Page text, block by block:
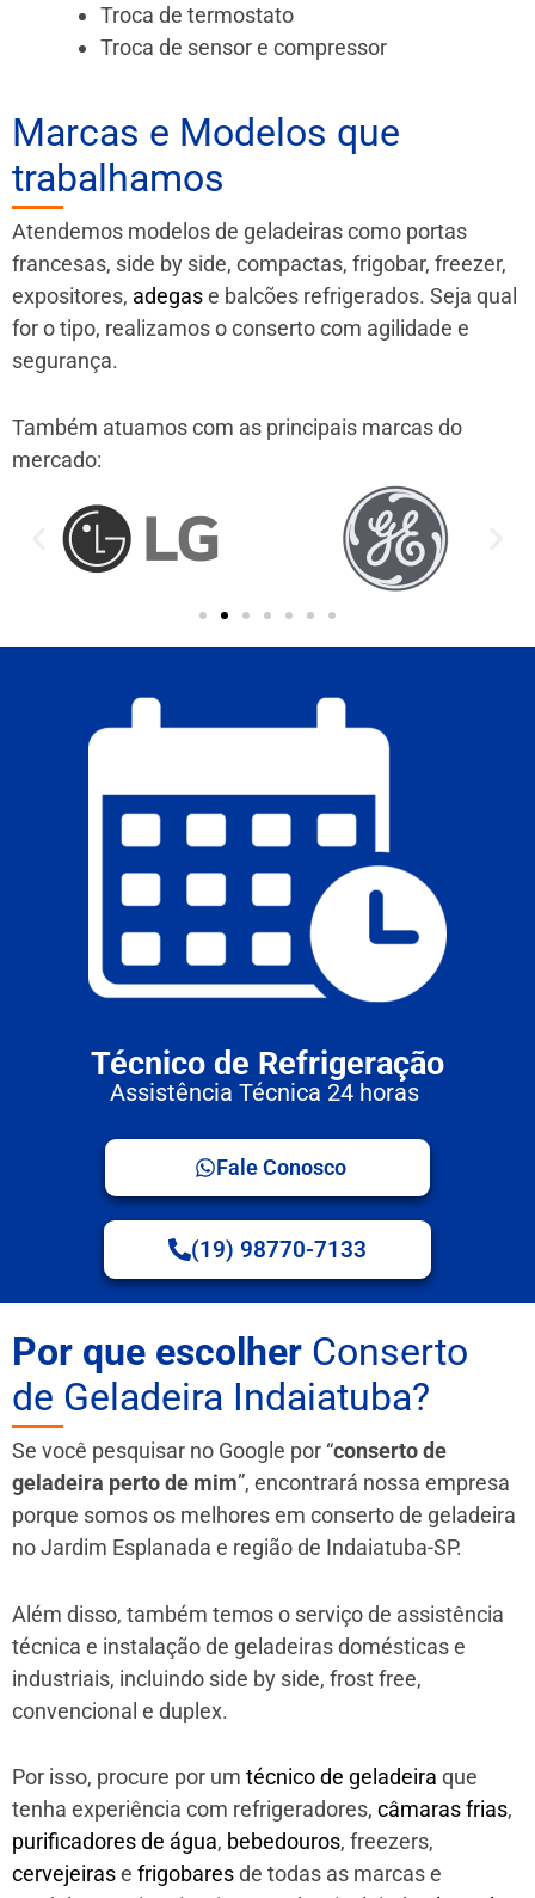
Troca de termostato
Troca de sensor e compressor
Marcas e Modelos que
trabalhamos
Atendemos modelos de geladeiras como portas
francesas, side by side, compactas, frigobar, freezer,
expositores, adegase balcões refrigerados. Seja qual
for o tipo, realizamos o conserto com agilidade e
segurança.
Também atuamos com as principais marcas do
mercado:
Técnico de Refrigeração
Assistência Técnica 24 horas
Fale Conosco
(19) 98770-7133
Por que escolher Conserto
de Geladeira Indaiatuba?
Se você pesquisar no Google por “conserto de
geladeira perto de mim”, encontrará nossa empresa
porque somos os melhores em conserto de geladeira
no Jardim Esplanada e região de Indaiatuba-SP.
Além disso, também temos o serviço de assistência
técnica e instalação de geladeiras domésticas e
industriais, incluindo side by side, frost free,
convencional e duplex.
Por isso, procure por um técnico de geladeira que
tenha experiência com refrigeradores, câmaras frias,
purificadores de água, bebedouros, freezers,
cervejeirase frigobaresde todas as marcas e